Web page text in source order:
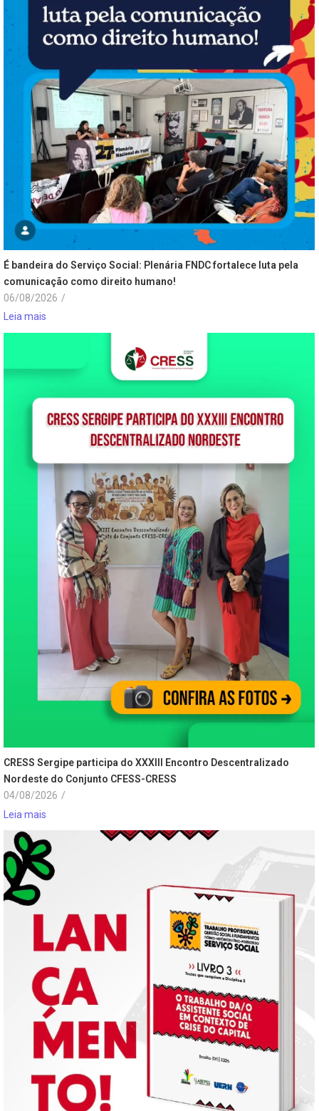
É bandeira do Serviço Social: Plenária FNDC fortalece luta pela
comunicação como direito humano!
06/08/2026 /
Leia mais
CRESS Sergipe participa do XXXIII Encontro Descentralizado
Nordeste do Conjunto CFESS-CRESS
04/08/2026 /
Leia mais